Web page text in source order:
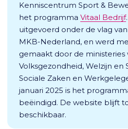
Kenniscentrum Sport &
het programma Vitaal Bedrijf
uitgevoerd onder de vlag
MKB-Nederland, en werd
gemaakt door de ministeries
Volksgezondheid, Welzijn en
Sociale Zaken en
januari 2025 is het
beëindigd. De website blijft
beschikbaar.